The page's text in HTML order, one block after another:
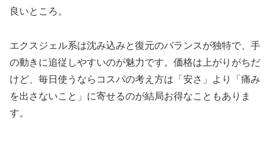
良いところ。
エクスジェル系は沈み込みと復元のバランスが独特で、手
の動きに追従しやすいのが魅力です。価格は上がりがちだ
けど、毎日使うならコスパの考え方は「安さ」より「痛み
を出さないこと」に寄せるのが結局お得なこともありま
す。